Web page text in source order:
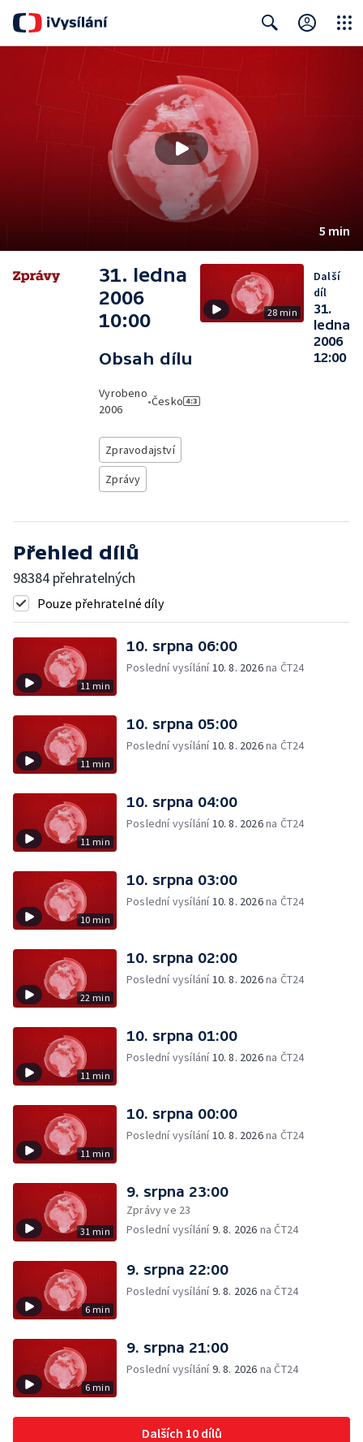
5 min
31. ledna
2006
10:00
Obsah dílu
Vyrobeno
2006
•Česko
Zpravodajství
Zprávy
28 min
Další
díl
31.
ledna
2006
12:00
Přehled dílů
98384 přehratelných
Pouze přehratelné díly
11 min
10. srpna 06:00
Poslední vysílání10. 8. 2026na ČT24
11 min
10. srpna 05:00
Poslední vysílání10. 8. 2026na ČT24
11 min
10. srpna 04:00
Poslední vysílání10. 8. 2026na ČT24
10 min
10. srpna 03:00
Poslední vysílání10. 8. 2026na ČT24
22 min
10. srpna 02:00
Poslední vysílání10. 8. 2026na ČT24
11 min
10. srpna 01:00
Poslední vysílání10. 8. 2026na ČT24
11 min
10. srpna 00:00
Poslední vysílání10. 8. 2026na ČT24
31 min
9. srpna 23:00
Zprávy ve 23
Poslední vysílání9. 8. 2026 na ČT24
6 min
9. srpna 22:00
Poslední vysílání9. 8. 2026 na ČT24
6 min
9. srpna 21:00
Poslední vysílání9. 8. 2026 na ČT24
Dalších 10 dílů